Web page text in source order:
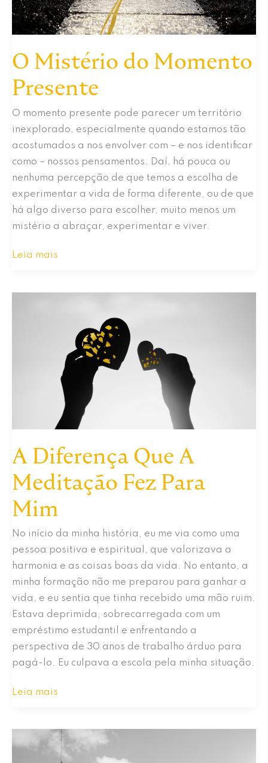
O Mistério do Momento
Presente
O momento presente pode parecer um território
inexplorado, especialmente quando estamos tão
acostumados a nos envolver com – e nos identificar
como – nossos pensamentos. Daí, há pouca ou
nenhuma percepção de que temos a escolha de
experimentar a vida de forma diferente, ou de que
há algo diverso para escolher, muito menos um
mistério a abraçar, experimentar e viver.
O
Leia mais
A Diferença Que A
Meditação Fez Para
Mim
No início da minha história, eu me via como uma
pessoa positiva e espiritual, que valorizava a
harmonia e as coisas boas da vida. No entanto, a
minha formação não me preparou para ganhar a
vida, e eu sentia que tinha recebido uma mão ruim.
Estava deprimida, sobrecarregada com um
empréstimo estudantil e enfrentando a
perspectiva de 30 anos de trabalho árduo para
pagá-lo. Eu culpava a escola pela minha situação.
A
Meditação
Leia mais